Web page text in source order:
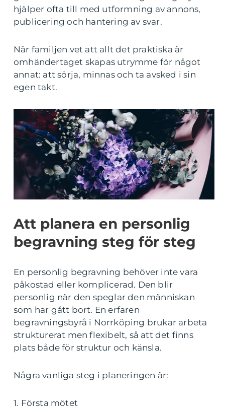
hjälper ofta till med utformning av annons,
publicering och hantering av svar.
När familjen vet att allt det praktiska är
omhändertaget skapas utrymme för något
annat: att sörja, minnas och ta avsked i sin
egen takt.
Att planera en personlig
begravning steg för steg
En personlig begravning behöver inte vara
påkostad eller komplicerad. Den blir
personlig när den speglar den människan
som har gått bort. En erfaren
begravningsbyrå i Norrköping brukar arbeta
strukturerat men flexibelt, så att det finns
plats både för struktur och känsla.
Några vanliga steg i planeringen är:
1. Första mötet